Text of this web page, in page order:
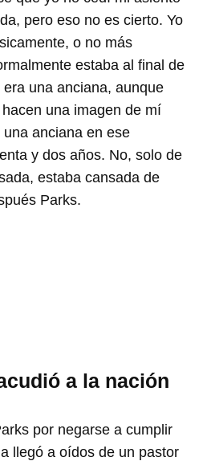
pero eso no es cierto. Yo
o no más
estaba al final de
una anciana, aunque
una imagen de mí
anciana en ese
y dos años. No, solo de
estaba cansada de
Parks.
a la nación
por negarse a cumplir
llegó a oídos de un pastor